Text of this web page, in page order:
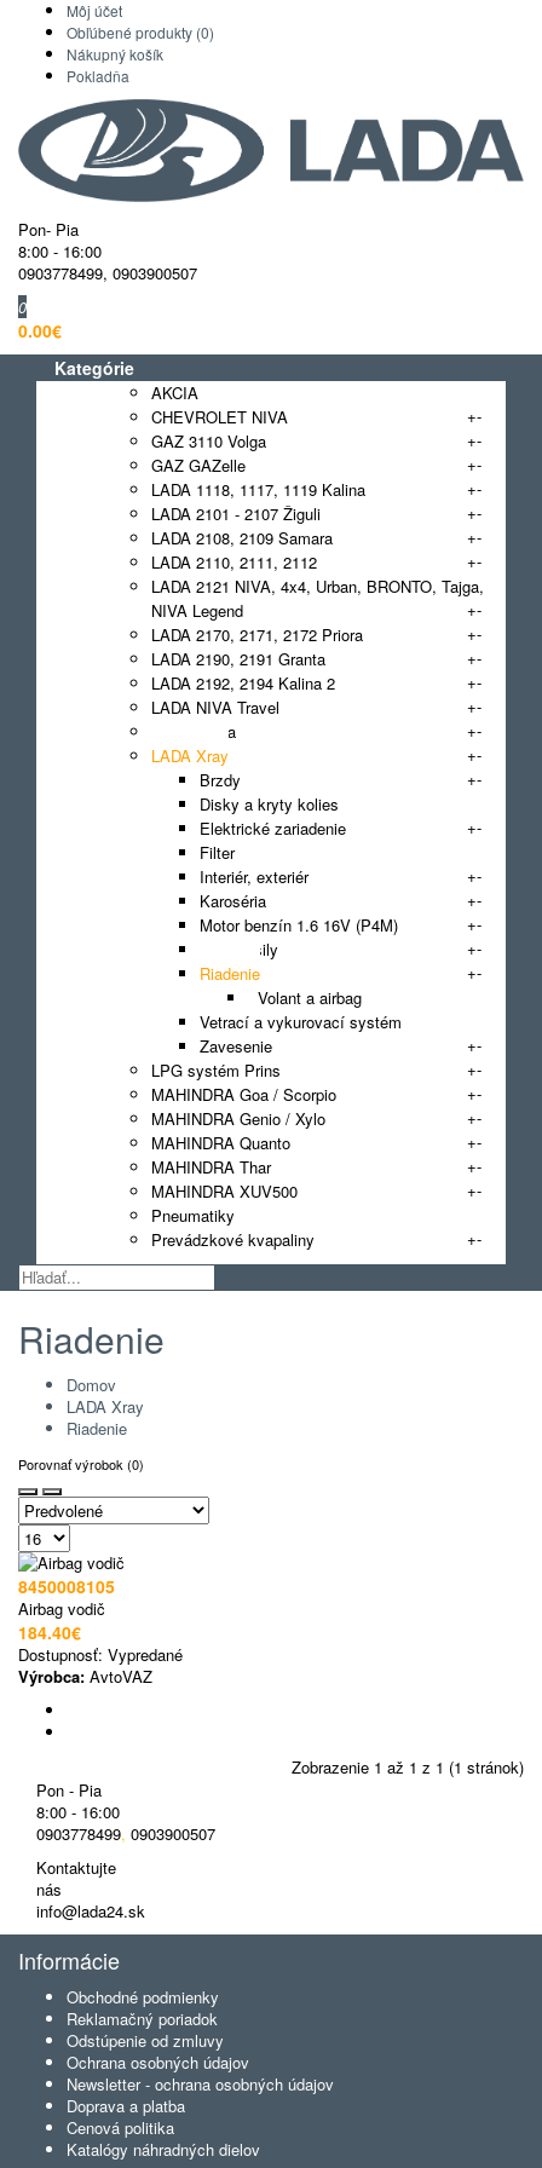
Môj účet
Obľúbené produkty (0)
Nákupný košík
Pokladňa
Pon- Pia
8:00 - 16:00
0903778499, 0903900507
0
0.00€
Kategórie
AKCIA
CHEVROLET NIVA
+-
GAZ 3110 Volga
+-
GAZ GAZelle
+-
LADA 1118, 1117, 1119 Kalina
+-
LADA 2101 - 2107 Žiguli
+-
LADA 2108, 2109 Samara
+-
LADA 2110, 2111, 2112
+-
LADA 2121 NIVA, 4x4, Urban, BRONTO, Tajga,
NIVA Legend
+-
LADA 2170, 2171, 2172 Priora
+-
LADA 2190, 2191 Granta
+-
LADA 2192, 2194 Kalina 2
+-
LADA NIVA Travel
+-
LADA Vesta
+-
LADA Xray
+-
Brzdy
+-
Disky a kryty kolies
Elektrické zariadenie
+-
Filter
Interiér, exteriér
+-
Karoséria
+-
Motor benzín 1.6 16V (P4M)
+-
Prenos sily
+-
Riadenie
+-
Volant a airbag
Vetrací a vykurovací systém
Zavesenie
+-
LPG systém Prins
+-
MAHINDRA Goa / Scorpio
+-
MAHINDRA Genio / Xylo
+-
MAHINDRA Quanto
+-
MAHINDRA Thar
+-
MAHINDRA XUV500
+-
Pneumatiky
Prevádzkové kvapaliny
+-
Riadenie
Domov
LADA Xray
Riadenie
Porovnať výrobok (0)
8450008105
Airbag vodič
184.40€
Dostupnosť: Vypredané
Výrobca: AvtoVAZ
Zobrazenie 1 až 1 z 1 (1 stránok)
Pon - Pia
8:00 - 16:00
0903778499, 0903900507
Kontaktujte
nás
info@lada24.sk
Informácie
Obchodné podmienky
Reklamačný poriadok
Odstúpenie od zmluvy
Ochrana osobných údajov
Newsletter - ochrana osobných údajov
Doprava a platba
Cenová politika
Katalógy náhradných dielov